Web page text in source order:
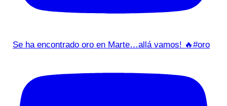
Se ha encontrado oro en Marte…allá vamos! 🔥#oro